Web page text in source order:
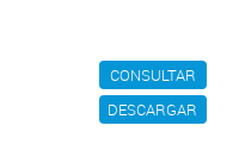
CONSULTAR
DESCARGAR